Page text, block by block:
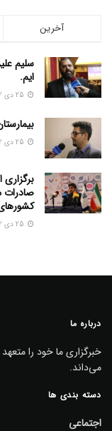
آخرین
سلیم
ایم.
درباره ما
خبرگزاری ما خود را
می‌داند.
دسته بندی ها
اجتماعی